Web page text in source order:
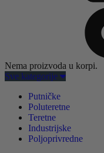
Nema proizvoda u korpi.
Sve kategorije
Putničke
Poluteretne
Teretne
Industrijske
Poljoprivredne